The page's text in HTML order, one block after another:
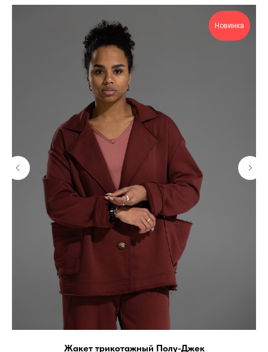
Новинка
Жакет трикотажный Полу-Джек